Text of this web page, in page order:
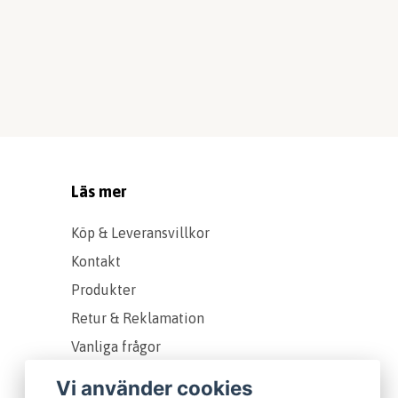
Läs mer
Köp & Leveransvillkor
Kontakt
Produkter
Retur & Reklamation
Vanliga frågor
Vi använder cookies